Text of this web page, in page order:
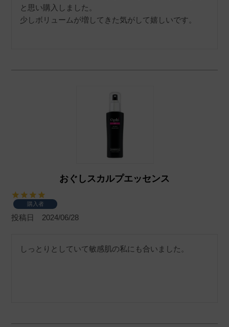
と思い購入しました。
少しボリュームが増してきた気がして嬉しいです。
おぐしスカルプエッセンス
購入者
投稿日 2024/06/28
しっとりとしていて敏感肌の私にも合いました。